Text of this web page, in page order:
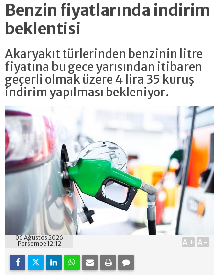
Benzin fiyatlarında indirim
beklentisi
Akaryakıt türlerinden benzinin litre
fiyatına bu gece yarısından itibaren
geçerli olmak üzere 4 lira 35 kuruş
indirim yapılması bekleniyor.
06 Ağustos 2026
Perşembe 12:12
A+ A-